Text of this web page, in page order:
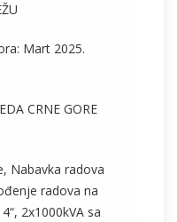
Mart 2025.
CRNE GORE
Nabavka radova
radova na
2x1000kVA sa